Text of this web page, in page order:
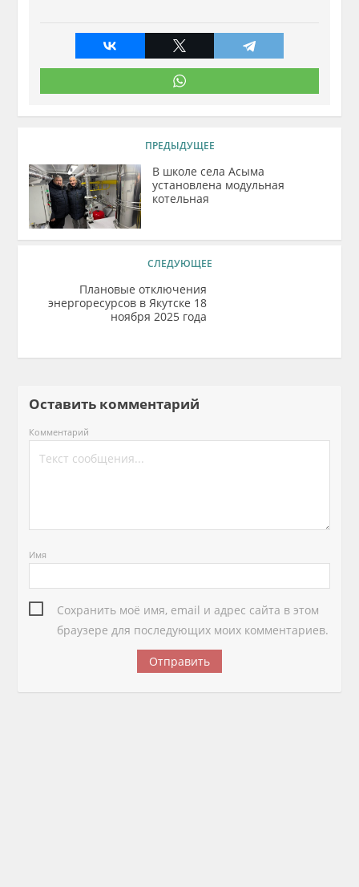
ПРЕДЫДУЩЕЕ
В школе села Асыма
установлена модульная
котельная
СЛЕДУЮЩЕЕ
Плановые отключения
энергоресурсов в Якутске 18
ноября 2025 года
Оставить комментарий
Комментарий
Имя
Сохранить моё имя, email и адрес сайта в этом
браузере для последующих моих комментариев.